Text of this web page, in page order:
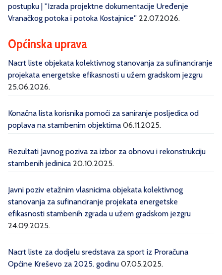
postupku | ''Izrada projektne dokumentacije Uređenje
Vranačkog potoka i potoka Kostajnice'' 22.07.2026.
Općinska uprava
Nacrt liste objekata kolektivnog stanovanja za sufinanciranje
projekata energetske efikasnosti u užem gradskom jezgru
25.06.2026.
Konačna lista korisnika pomoći za saniranje posljedica od
poplava na stambenim objektima 06.11.2025.
Rezultati Javnog poziva za izbor za obnovu i rekonstrukciju
stambenih jedinica 20.10.2025.
Javni poziv etažnim vlasnicima objekata kolektivnog
stanovanja za sufinanciranje projekata energetske
efikasnosti stambenih zgrada u užem gradskom jezgru
24.09.2025.
Nacrt liste za dodjelu sredstava za sport iz Proračuna
Općine Kreševo za 2025. godinu 07.05.2025.